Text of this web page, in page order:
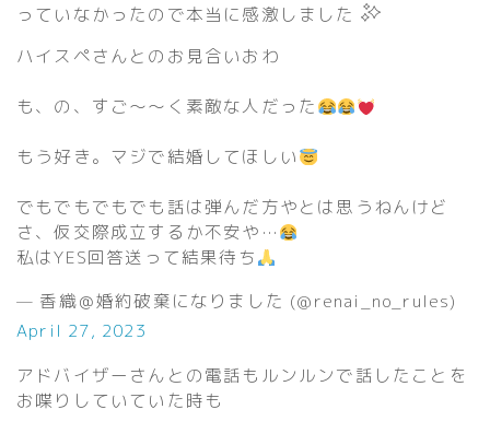
っていなかったので本当に感激しました
ハイスペさんとのお見合いおわ
も、の、すご〜〜く素敵な人だった
もう好き。マジで結婚してほしい
でもでもでもでも話は弾んだ方やとは思うねんけど
さ、仮交際成立するか不安や…
私はYES回答送って結果待ち
— 香織＠婚約破棄になりました (@renai_no_rules)
April 27, 2023
アドバイザーさんとの電話もルンルンで話したことを
お喋りしていていた時も